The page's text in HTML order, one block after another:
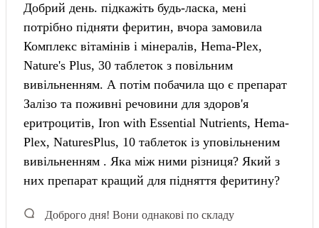
Добрий день. підкажіть будь-ласка, мені
потрібно підняти феритин, вчора замовила
Комплекс вітамінів і мінералів, Hema-Plex,
Nature's Plus, 30 таблеток з повільним
вивільненням. А потім побачила що є препарат
Залізо та поживні речовини для здоров'я
еритроцитів, Iron with Essential Nutrients, Hema-
Plex, NaturesPlus, 10 таблеток із уповільненим
вивільненням . Яка між ними різниця? Який з
них препарат кращий для підняття феритину?
Доброго дня! Вони однакові по складу